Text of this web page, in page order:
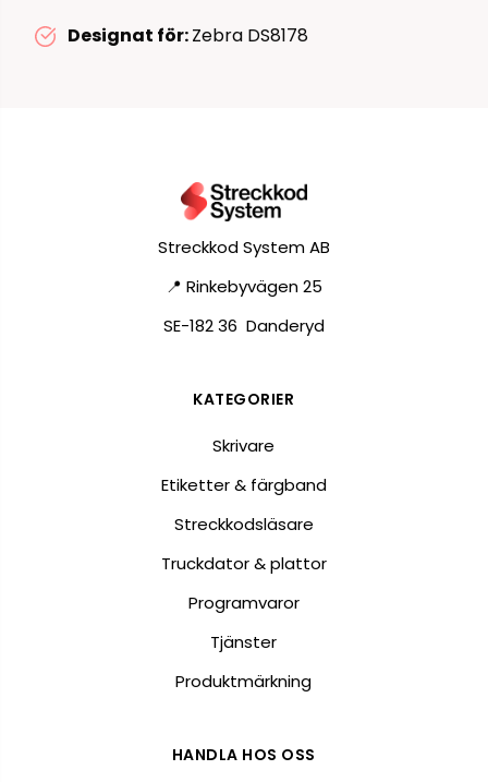
Designat för:Zebra DS8178
Streckkod System AB
📍 Rinkebyvägen 25
SE-182 36 Danderyd
KATEGORIER
Skrivare
Etiketter & färgband
Streckkodsläsare
Truckdator & plattor
Programvaror
Tjänster
Produktmärkning
HANDLA HOS OSS